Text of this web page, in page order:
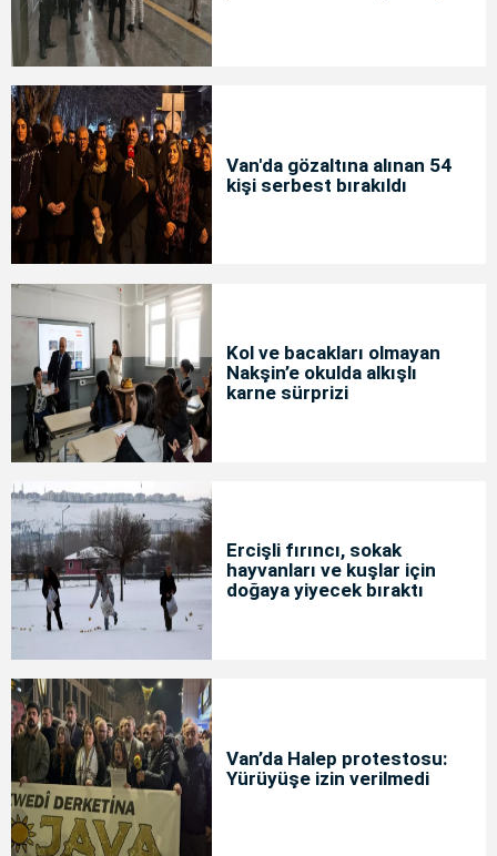
Van'da gözaltına alınan 54
kişi serbest bırakıldı
Kol ve bacakları olmayan
Nakşin’e okulda alkışlı
karne sürprizi
Ercişli fırıncı, sokak
hayvanları ve kuşlar için
doğaya yiyecek bıraktı
Van’da Halep protestosu:
Yürüyüşe izin verilmedi